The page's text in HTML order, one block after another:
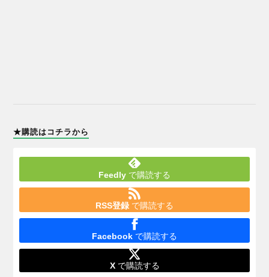
★購読はコチラから
Feedly で購読する
RSS登録 で購読する
Facebook で購読する
Xで購読する